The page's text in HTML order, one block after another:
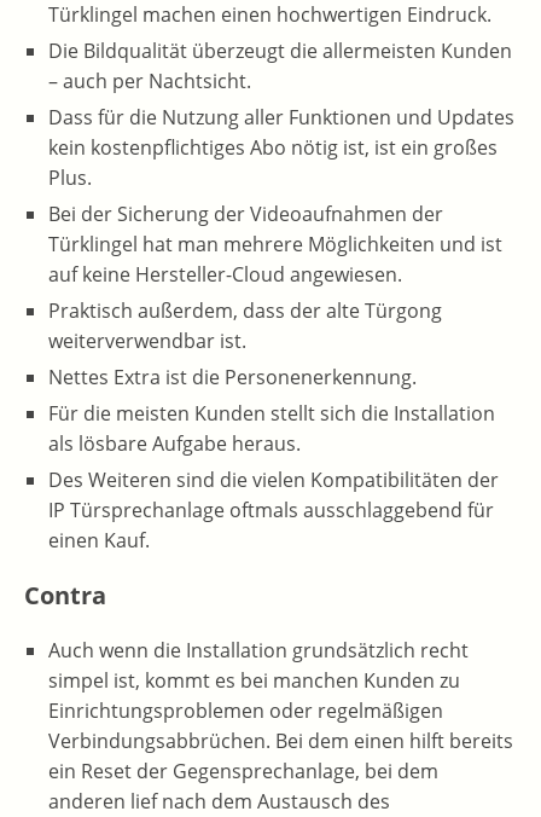
Türklingel machen einen hochwertigen Eindruck.
Die Bildqualität überzeugt die allermeisten Kunden
– auch per Nachtsicht.
Dass für die Nutzung aller Funktionen und Updates
kein kostenpflichtiges Abo nötig ist, ist ein großes
Plus.
Bei der Sicherung der Videoaufnahmen der
Türklingel hat man mehrere Möglichkeiten und ist
auf keine Hersteller-Cloud angewiesen.
Praktisch außerdem, dass der alte Türgong
weiterverwendbar ist.
Nettes Extra ist die Personenerkennung.
Für die meisten Kunden stellt sich die Installation
als lösbare Aufgabe heraus.
Des Weiteren sind die vielen Kompatibilitäten der
IP Türsprechanlage oftmals ausschlaggebend für
einen Kauf.
Contra
Auch wenn die Installation grundsätzlich recht
simpel ist, kommt es bei manchen Kunden zu
Einrichtungsproblemen oder regelmäßigen
Verbindungsabbrüchen. Bei dem einen hilft bereits
ein Reset der Gegensprechanlage, bei dem
anderen lief nach dem Austausch des